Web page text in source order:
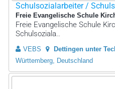
Schulsozialarbeiter /
Freie Evangelische Schule
Freie Evangelische Schule
Schulsoziala..
VEBS Dettingen unter
Württemberg, Deutschland